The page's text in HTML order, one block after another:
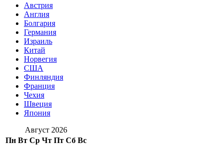
Австрия
Англия
Болгария
Германия
Израиль
Китай
Норвегия
США
Финляндия
Франция
Чехия
Швеция
Япония
Август 2026
Пн Вт Ср Чт Пт Сб Вс